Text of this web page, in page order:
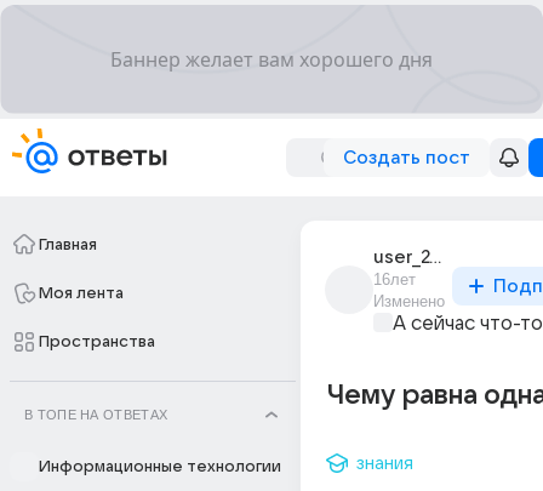
Создать пост
Главная
Моя лента
Пространства
В ТОПЕ НА ОТВЕТАХ
Информационные технологии
user_24280976
16лет
Изменено
А сейчас что-
Чему равна
знания